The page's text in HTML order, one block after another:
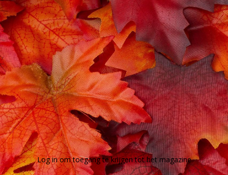
Log in om toegang te krijgen tot het magazine